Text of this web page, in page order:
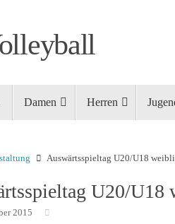
Damen Herren
Auswärtsspieltag U20/U18
U20/U18
2015